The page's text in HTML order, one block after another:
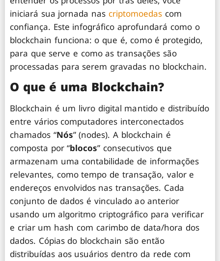
iniciará sua jornada nas criptomoedas com
confiança. Este infográfico aprofundará como o
blockchain funciona: o que é, como é protegido,
para que serve e como as transações são
processadas para serem gravadas no blockchain.
O que é uma Blockchain?
Blockchain é um livro digital mantido e distribuído
entre vários computadores interconectados
chamados “Nós” (nodes). A blockchain é
composta por “blocos” consecutivos que
armazenam uma contabilidade de informações
relevantes, como tempo de transação, valor e
endereços envolvidos nas transações. Cada
conjunto de dados é vinculado ao anterior
usando um algoritmo criptográfico para verificar
e criar um hash com carimbo de data/hora dos
dados. Cópias do blockchain são então
distribuídas aos usuários dentro da rede com